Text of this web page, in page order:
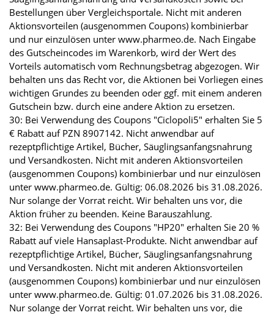
Bestellungen über Vergleichsportale. Nicht mit anderen
Aktionsvorteilen (ausgenommen Coupons) kombinierbar
und nur einzulösen unter www.pharmeo.de. Nach Eingabe
des Gutscheincodes im Warenkorb, wird der Wert des
Vorteils automatisch vom Rechnungsbetrag abgezogen. Wir
behalten uns das Recht vor, die Aktionen bei Vorliegen eines
wichtigen Grundes zu beenden oder ggf. mit einem anderen
Gutschein bzw. durch eine andere Aktion zu ersetzen.
30: Bei Verwendung des Coupons "Ciclopoli5" erhalten Sie 5
€ Rabatt auf PZN 8907142. Nicht anwendbar auf
rezeptpflichtige Artikel, Bücher, Säuglingsanfangsnahrung
und Versandkosten. Nicht mit anderen Aktionsvorteilen
(ausgenommen Coupons) kombinierbar und nur einzulösen
unter www.pharmeo.de. Gültig: 06.08.2026 bis 31.08.2026.
Nur solange der Vorrat reicht. Wir behalten uns vor, die
Aktion früher zu beenden. Keine Barauszahlung.
32: Bei Verwendung des Coupons "HP20" erhalten Sie 20 %
Rabatt auf viele Hansaplast-Produkte. Nicht anwendbar auf
rezeptpflichtige Artikel, Bücher, Säuglingsanfangsnahrung
und Versandkosten. Nicht mit anderen Aktionsvorteilen
(ausgenommen Coupons) kombinierbar und nur einzulösen
unter www.pharmeo.de. Gültig: 01.07.2026 bis 31.08.2026.
Nur solange der Vorrat reicht. Wir behalten uns vor, die